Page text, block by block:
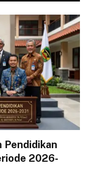
Pendidikan
2026-